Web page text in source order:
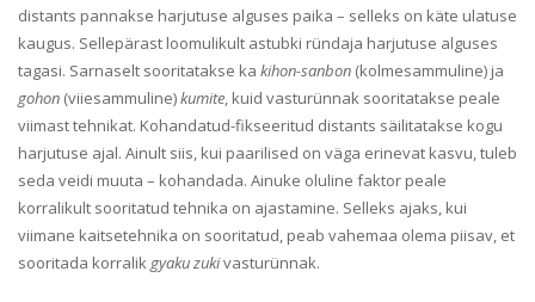
distants pannakse harjutuse alguses paika – selleks on käte ulatuse
kaugus. Sellepärast loomulikult astubki ründaja harjutuse alguses
tagasi. Sarnaselt sooritatakse ka kihon-sanbon (kolmesammuline) ja
gohon (viiesammuline)kumite, kuid vasturünnak sooritatakse peale
viimast tehnikat. Kohandatud-fikseeritud distants säilitatakse kogu
harjutuse ajal. Ainult siis, kui paarilised on väga erinevat kasvu, tuleb
seda veidi muuta – kohandada. Ainuke oluline faktor peale
korralikult sooritatud tehnika on ajastamine. Selleks ajaks, kui
viimane kaitsetehnika on sooritatud, peab vahemaa olema piisav, et
sooritada korralikgyaku zukivasturünnak.